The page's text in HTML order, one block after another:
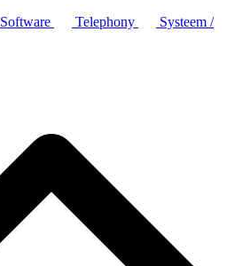
Software Telephony
Systeem /